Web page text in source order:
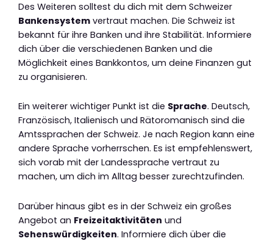
Des Weiteren solltest du dich mit dem Schweizer
Bankensystem vertraut machen. Die Schweiz ist
bekannt für ihre Banken und ihre Stabilität. Informiere
dich über die verschiedenen Banken und die
Möglichkeit eines Bankkontos, um deine Finanzen gut
zu organisieren.
Ein weiterer wichtiger Punkt ist die Sprache. Deutsch,
Französisch, Italienisch und Rätoromanisch sind die
Amtssprachen der Schweiz. Je nach Region kann eine
andere Sprache vorherrschen. Es ist empfehlenswert,
sich vorab mit der Landessprache vertraut zu
machen, um dich im Alltag besser zurechtzufinden.
Darüber hinaus gibt es in der Schweiz ein großes
Angebot an Freizeitaktivitäten und
Sehenswürdigkeiten. Informiere dich über die